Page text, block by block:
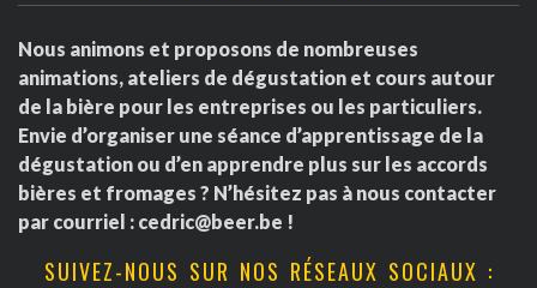
Nous animons et proposons de nombreuses
animations, ateliers de dégustation et cours autour
de la bière pour les entreprises ou les particuliers.
Envie d’organiser une séance d’apprentissage de la
dégustation ou d’en apprendre plus sur les accords
bières et fromages ? N’hésitez pas à nous contacter
par courriel : cedric@beer.be !
SUIVEZ-NOUS SUR NOS RÉSEAUX SOCIAUX :